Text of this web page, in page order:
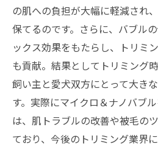
の肌への負担が大幅に軽減され
保てるのです。さらに、バブル
ックス効果をもたらし、トリミ
も貢献。結果としてトリミング
飼い主と愛犬双方にとって大き
す。実際にマイクロ＆ナノバブ
は、肌トラブルの改善や被毛の
ており、今後のトリミング業界